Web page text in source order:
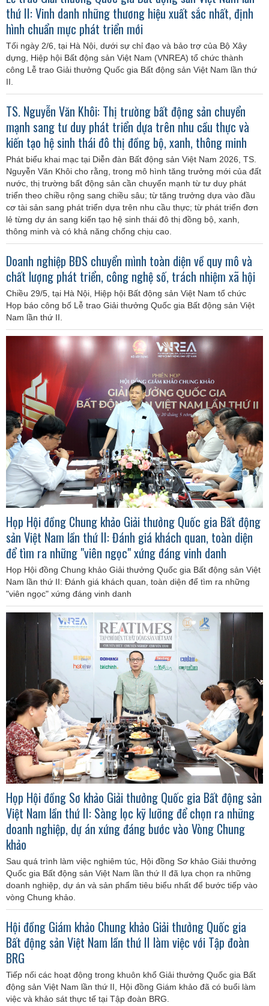
thứ II: Vinh danh những thương hiệu xuất sắc nhất, định
hình chuẩn mực phát triển mới
Tối ngày 2/6, tại Hà Nội, dưới sự chỉ đạo và bảo trợ của Bộ Xây
dựng, Hiệp hội Bất động sản Việt Nam (VNREA) tổ chức thành
công Lễ trao Giải thưởng Quốc gia Bất động sản Việt Nam lần thứ
II.
TS. Nguyễn Văn Khôi: Thị trường bất động sản chuyển
mạnh sang tư duy phát triển dựa trên nhu cầu thực và
kiến tạo hệ sinh thái đô thị đồng bộ, xanh, thông minh
Phát biểu khai mạc tại Diễn đàn Bất động sản Việt Nam 2026, TS.
Nguyễn Văn Khôi cho rằng, trong mô hình tăng trưởng mới của đất
nước, thị trường bất động sản cần chuyển mạnh từ tư duy phát
triển theo chiều rộng sang chiều sâu; từ tăng trưởng dựa vào đầu
cơ tài sản sang phát triển dựa trên nhu cầu thực; từ phát triển đơn
lẻ từng dự án sang kiến tạo hệ sinh thái đô thị đồng bộ, xanh,
thông minh và có khả năng chống chịu cao.
Doanh nghiệp BĐS chuyển mình toàn diện về quy mô và
chất lượng phát triển, công nghệ số, trách nhiệm xã hội
Chiều 29/5, tại Hà Nội, Hiệp hội Bất động sản Việt Nam tổ chức
Họp báo công bố Lễ trao Giải thưởng Quốc gia Bất động sản Việt
Nam lần thứ II.
Họp Hội đồng Chung khảo Giải thưởng Quốc gia Bất động
sản Việt Nam lần thứ II: Đánh giá khách quan, toàn diện
để tìm ra những "viên ngọc" xứng đáng vinh danh
Họp Hội đồng Chung khảo Giải thưởng Quốc gia Bất động sản Việt
Nam lần thứ II: Đánh giá khách quan, toàn diện để tìm ra những
"viên ngọc" xứng đáng vinh danh
Họp Hội đồng Sơ khảo Giải thưởng Quốc gia Bất động sản
Việt Nam lần thứ II: Sàng lọc kỹ lưỡng để chọn ra những
doanh nghiệp, dự án xứng đáng bước vào Vòng Chung
khảo
Sau quá trình làm việc nghiêm túc, Hội đồng Sơ khảo Giải thưởng
Quốc gia Bất động sản Việt Nam lần thứ II đã lựa chọn ra những
doanh nghiệp, dự án và sản phẩm tiêu biểu nhất để bước tiếp vào
vòng Chung khảo.
Hội đồng Giám khảo Chung khảo Giải thưởng Quốc gia
Bất động sản Việt Nam lần thứ II làm việc với Tập đoàn
BRG
Tiếp nối các hoạt động trong khuôn khổ Giải thưởng Quốc gia Bất
động sản Việt Nam lần thứ II, Hội đồng Giám khảo đã có buổi làm
việc và khảo sát thực tế tại Tập đoàn BRG.